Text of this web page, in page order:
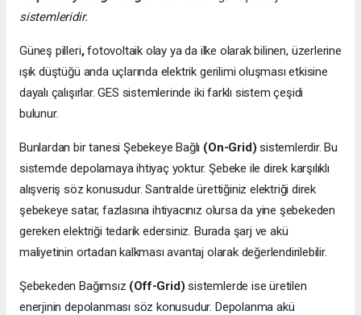
sistemleridir.
Güneş pilleri,fotovoltaik olay ya da ilke olarak bilinen, üzerlerine
ışık düştüğü anda uçlarında elektrik gerilimi oluşması etkisine
dayalı çalışırlar. GES sistemlerinde iki farklı sistem çeşidi
bulunur.
Bunlardan bir tanesi Şebekeye Bağlı (On-Grid) sistemlerdir. Bu
sistemde depolamaya ihtiyaç yoktur. Şebeke ile direk karşılıklı
alışveriş söz konusudur. Santralde ürettiğiniz elektriği direk
şebekeye satar, fazlasına ihtiyacınız olursa da yine şebekeden
gereken elektriği tedarik edersiniz. Burada şarj ve akü
maliyetinin ortadan kalkması avantaj olarak değerlendirilebilir.
Şebekeden Bağımsız (Off-Grid) sistemlerde ise üretilen
enerjinin depolanması söz konusudur. Depolanma akü